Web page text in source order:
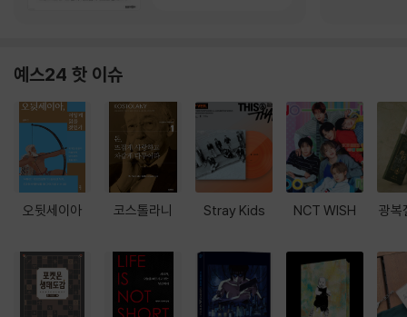
예스24 핫 이슈
오뒷세이아 코스톨라니 Stray Kids NCT WISH 광복